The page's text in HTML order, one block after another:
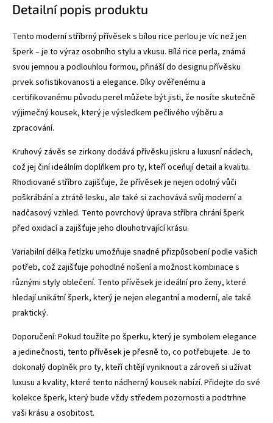
Detailní popis produktu
Tento moderní stříbrný přívěsek s bílou rice perlou je víc než jen
šperk – je to výraz osobního stylu a vkusu. Bílá rice perla, známá
svou jemnou a podlouhlou formou, přináší do designu přívěsku
prvek sofistikovanosti a elegance. Díky ověřenému a
certifikovanému původu perel můžete být jisti, že nosíte skutečně
výjimečný kousek, který je výsledkem pečlivého výběru a
zpracování.
Kruhový závěs se zirkony dodává přívěsku jiskru a luxusní nádech,
což jej činí ideálním doplňkem pro ty, kteří oceňují detail a kvalitu.
Rhodiované stříbro zajišťuje, že přívěsek je nejen odolný vůči
poškrábání a ztrátě lesku, ale také si zachovává svůj moderní a
nadčasový vzhled. Tento povrchový úprava stříbra chrání šperk
před oxidací a zajišťuje jeho dlouhotrvající krásu.
Variabilní délka řetízku umožňuje snadné přizpůsobení podle vašich
potřeb, což zajišťuje pohodlné nošení a možnost kombinace s
různými styly oblečení. Tento přívěsek je ideální pro ženy, které
hledají unikátní šperk, který je nejen elegantní a moderní, ale také
praktický.
Doporučení: Pokud toužíte po šperku, který je symbolem elegance
a jedinečnosti, tento přívěsek je přesně to, co potřebujete. Je to
dokonalý doplněk pro ty, kteří chtějí vyniknout a zároveň si užívat
luxusu a kvality, které tento nádherný kousek nabízí. Přidejte do své
kolekce šperk, který bude vždy středem pozornosti a podtrhne
vaši krásu a osobitost.